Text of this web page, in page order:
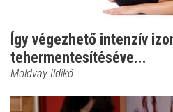
Így végezhető intenzív
tehermentesítéséve...
Moldvay Ildikó